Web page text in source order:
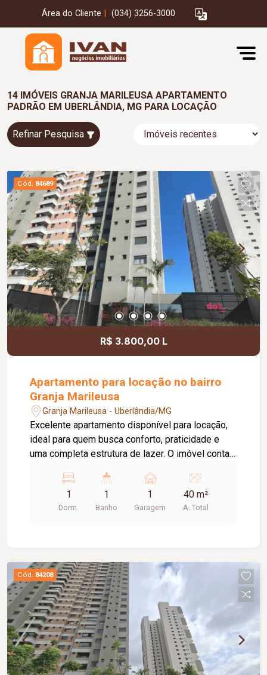
Área do Cliente (034) 3256-3000
14 IMÓVEIS GRANJA MARILEUSA APARTAMENTO
PADRÃO EM UBERLÂNDIA, MG PARA LOCAÇÃO
Refinar Pesquisa
Cód. 84689
R$ 3.800,00 L
Apartamento para locação no bairro
Granja Marileusa
Granja Marileusa - Uberlândia/MG
Excelente apartamento disponível para locação,
ideal para quem busca conforto, praticidade e
uma completa estrutura de lazer. O imóvel conta
com box em vidro e armário, cozinha equipada
com armário, fogão cooktop e sugar, além de sala
com sacada, proporcionando um ambiente
lazer, incluindo salão de festas, academia,
lavanderia, piscinas adulto e infantil, playground,
espaço gourmet com terraço, bicicletário e mini
mercado. O condomínio oferece também portaria
24 horas, garantindo mais segurança e
comodidade para os moradores. Uma excelente
oportunidade para morar com conforto,
praticidade e qualidade de vida.
1
Dorm.
1
Banho
1
Garagem
40 m²
A. Total
Cód. 84208